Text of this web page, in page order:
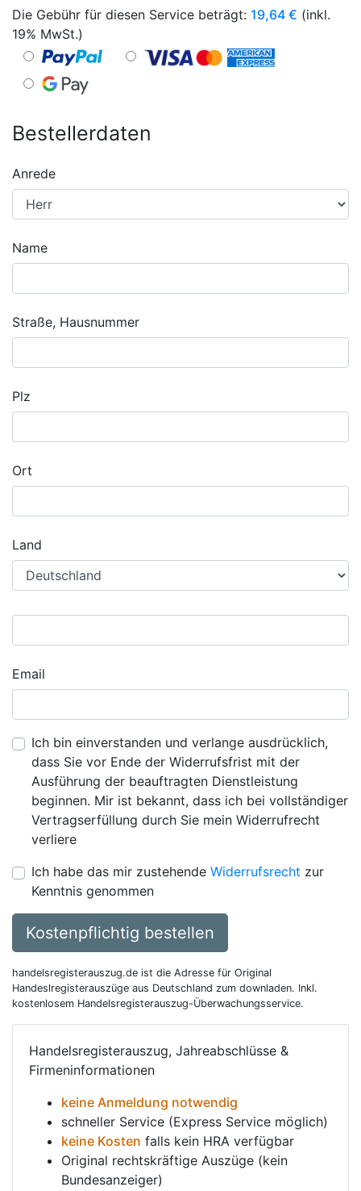
Die Gebühr für diesen Service beträgt: 19,64 € (inkl.
19% MwSt.)
Bestellerdaten
Anrede
Name
Straße, Hausnummer
Plz
Ort
Land
Email
Ich bin einverstanden und verlange ausdrücklich,
dass Sie vor Ende der Widerrufsfrist mit der
Ausführung der beauftragten Dienstleistung
beginnen. Mir ist bekannt, dass ich bei vollständiger
Vertragserfüllung durch Sie mein Widerrufrecht
verliere
Ich habe das mir zustehende Widerrufsrecht zur
Kenntnis genommen
Kostenpflichtig bestellen
handelsregisterauszug.de ist die Adresse für Original
Handeslregisterauszüge aus Deutschland zum downladen. Inkl.
kostenlosem Handelsregisterauszug-Überwachungsservice.
Handelsregisterauszug, Jahreabschlüsse &
Firmeninformationen
keine Anmeldung notwendig
schneller Service (Express Service möglich)
keine Kosten falls kein HRA verfügbar
Original rechtskräftige Auszüge (kein
Bundesanzeiger)